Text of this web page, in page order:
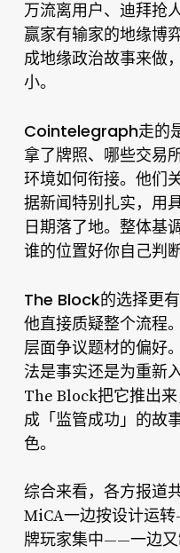
万流离用户、迪拜抢
赢家有输家的地缘博
成地缘政治故事来做
小。
Cointelegraph走的
拿了牌照、哪些交易
环境如何衔接。他们
据新闻特别扎实，用
日期落了地。整体基
谁的位置好你自己判断
The Block的选择更
他直接质疑整个流程
层面争议题材的偏好
法是事实还是为重新
The Block把它推出
成「监管成功」的故
色。
综合来看，各方报道
MiCA一边按设计运
牌玩家集中——一边又